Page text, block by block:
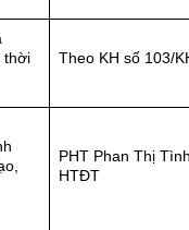
thời
Theo KH số 103/
PHT Phan Thị
HTĐT